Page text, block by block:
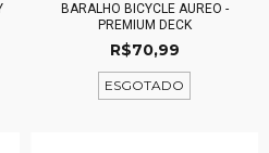
BARALHO BICYCLE AUREO -
PREMIUM DECK
R$70,99
ESGOTADO